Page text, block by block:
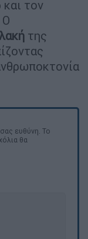
τον
Ο
της
ευθύνη. Το
θα